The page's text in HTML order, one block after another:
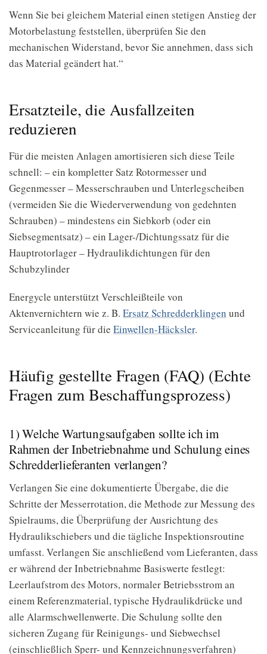
Wenn Sie bei gleichem Material einen stetigen Anstieg der
Motorbelastung feststellen, überprüfen Sie den
mechanischen Widerstand, bevor Sie annehmen, dass sich
das Material geändert hat.“
Ersatzteile, die Ausfallzeiten
reduzieren
Für die meisten Anlagen amortisieren sich diese Teile
schnell: – ein kompletter Satz Rotormesser und
Gegenmesser – Messerschrauben und Unterlegscheiben
(vermeiden Sie die Wiederverwendung von gedehnten
Schrauben) – mindestens ein Siebkorb (oder ein
Siebsegmentsatz) – ein Lager-/Dichtungssatz für die
Hauptrotorlager – Hydraulikdichtungen für den
Schubzylinder
Energycle unterstützt Verschleißteile von
Aktenvernichtern wie z. B. Ersatz Schredderklingen und
Serviceanleitung für die Einwellen-Häcksler.
Häufig gestellte Fragen (FAQ) (Echte
Fragen zum Beschaffungsprozess)
1) Welche Wartungsaufgaben sollte ich im
Rahmen der Inbetriebnahme und Schulung eines
Schredderlieferanten verlangen?
Verlangen Sie eine dokumentierte Übergabe, die die
Schritte der Messerrotation, die Methode zur Messung des
Spielraums, die Überprüfung der Ausrichtung des
Hydraulikschiebers und die tägliche Inspektionsroutine
umfasst. Verlangen Sie anschließend vom Lieferanten, dass
er während der Inbetriebnahme Basiswerte festlegt:
Leerlaufstrom des Motors, normaler Betriebsstrom an
einem Referenzmaterial, typische Hydraulikdrücke und
alle Alarmschwellenwerte. Die Schulung sollte den
sicheren Zugang für Reinigungs- und Siebwechsel
(einschließlich Sperr- und Kennzeichnungsverfahren)